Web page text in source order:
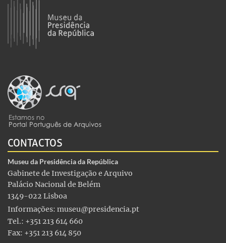
CONTACTOS
Museu da Presidência da República
Gabinete de Investigação e Arquivo
Palácio Nacional de Belém
1349-022 Lisboa
Informações: museu@presidencia.pt
Tel.: +351 213 614 660
Fax: +351 213 614 850